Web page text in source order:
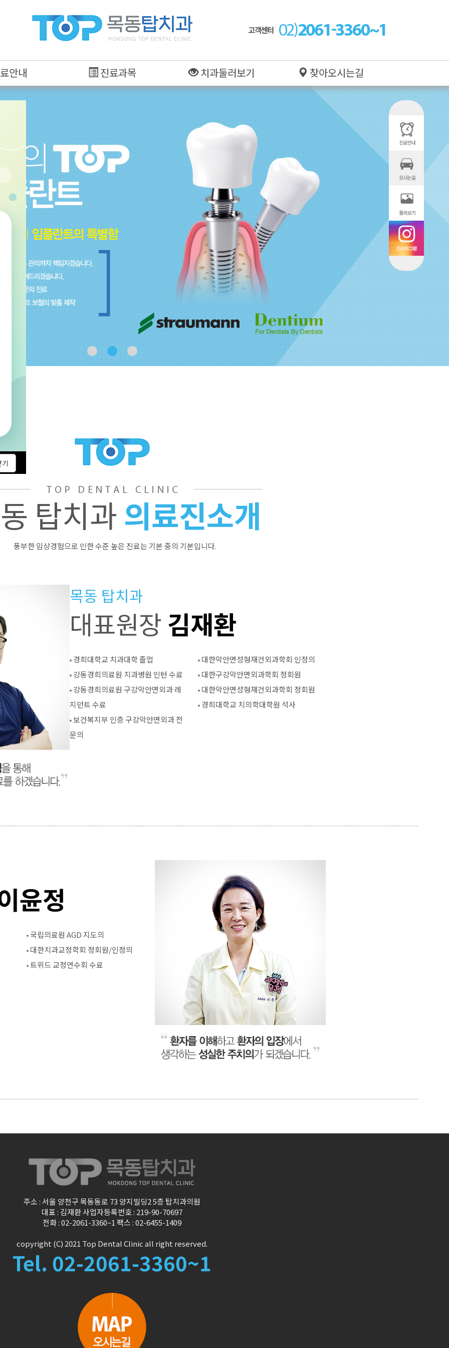
안내 진료과목 치과둘러보기 찾아오시는길
탑치과의료진소개
풍부한 임상경험으로 인한 수준 높은 진료는 기본 중의 기본입니다.
목동 탑치과
대표원장김재환
경희대학교 치과대학 졸업
강동경희의료원 치과병원 인턴 수료
강동경희의료원 구강악안면외과 레
지던트 수료
보건복지부 인증 구강악안면외과 전
문의
대한악안면성형재건외과학회 인정의
대한구강악안면외과학회 정회원
대한악안면성형재건외과학회 정회원
경희대학교 치의학대학원 석사
윤정
국립의료원 AGD 지도의
대한치과교정학회 정회원/인정의
트위드 교정연수회 수료
주소 : 서울 양천구 목동동로 73 양지빌딩2 5층 탑치과의원
대표 : 김재환 사업자등록번호 : 219-90-70697
전화 : 02-2061-3360~1 팩스 : 02-6455-1409
copyright (C) 2021 Top Dental Clinicall right reserved.
Tel. 02-2061-3360~1